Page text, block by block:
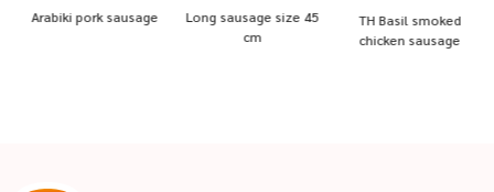
Arabiki pork sausage
Long sausage size 45
cm
TH Basil smoked
chicken sausage